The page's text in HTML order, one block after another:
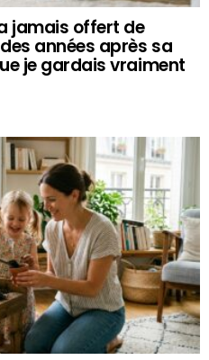
jamais offert de
années après sa
je gardais vraiment